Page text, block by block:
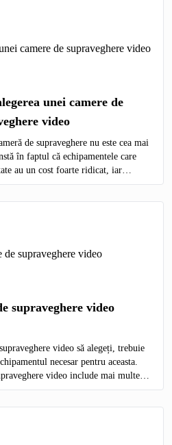
unei camere de
video
de supraveghere nu este cea mai
în faptul că echipamentele care
au un cost foarte ridicat, iar
să ofere o imagine detaliată.
supraveghere video
video să alegeți, trebuie
necesar pentru aceasta.
video include mai multe